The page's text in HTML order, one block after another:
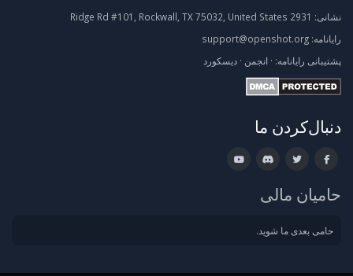
نشانی:
رایانامه: support@openshot.org
پشتیبانی رایانامه: · انجمن · دیسکورد
دنبال‌کردن ما
حامیان مالی
حامی بعدی ما شوید.